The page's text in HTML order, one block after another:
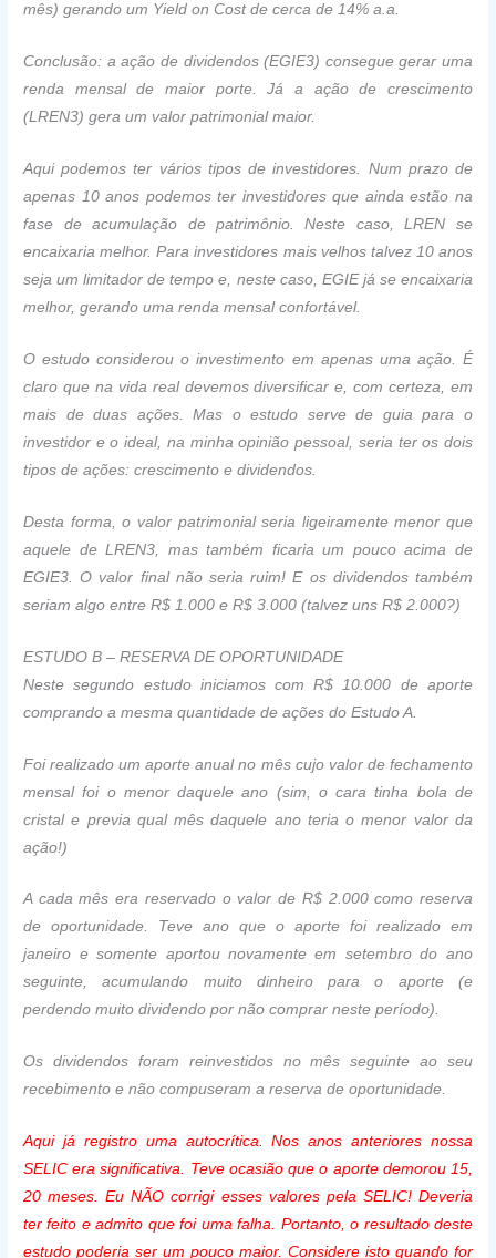
mês) gerando um Yield on Cost de cerca de 14% a.a.
Conclusão: a ação de dividendos (EGIE3) consegue gerar uma
renda mensal de maior porte. Já a ação de crescimento
(LREN3) gera um valor patrimonial maior.
Aqui podemos ter vários tipos de investidores. Num prazo de
apenas 10 anos podemos ter investidores que ainda estão na
fase de acumulação de patrimônio. Neste caso, LREN se
encaixaria melhor. Para investidores mais velhos talvez 10 anos
seja um limitador de tempo e, neste caso, EGIE já se encaixaria
melhor, gerando uma renda mensal confortável.
O estudo considerou o investimento em apenas uma ação. É
claro que na vida real devemos diversificar e, com certeza, em
mais de duas ações. Mas o estudo serve de guia para o
investidor e o ideal, na minha opinião pessoal, seria ter os dois
tipos de ações: crescimento e dividendos.
Desta forma, o valor patrimonial seria ligeiramente menor que
aquele de LREN3, mas também ficaria um pouco acima de
EGIE3. O valor final não seria ruim! E os dividendos também
seriam algo entre R$ 1.000 e R$ 3.000 (talvez uns R$ 2.000?)
ESTUDO B – RESERVA DE OPORTUNIDADE
Neste segundo estudo iniciamos com R$ 10.000 de aporte
comprando a mesma quantidade de ações do Estudo A.
Foi realizado um aporte anual no mês cujo valor de fechamento
mensal foi o menor daquele ano (sim, o cara tinha bola de
cristal e previa qual mês daquele ano teria o menor valor da
ação!)
A cada mês era reservado o valor de R$ 2.000 como reserva
de oportunidade. Teve ano que o aporte foi realizado em
janeiro e somente aportou novamente em setembro do ano
seguinte, acumulando muito dinheiro para o aporte (e
perdendo muito dividendo por não comprar neste período).
Os dividendos foram reinvestidos no mês seguinte ao seu
recebimento e não compuseram a reserva de oportunidade.
Aqui já registro uma autocrítica. Nos anos anteriores nossa
SELIC era significativa. Teve ocasião que o aporte demorou 15,
20 meses. Eu NÃO corrigi esses valores pela SELIC! Deveria
ter feito e admito que foi uma falha. Portanto, o resultado deste
estudo poderia ser um pouco maior. Considere isto quando for